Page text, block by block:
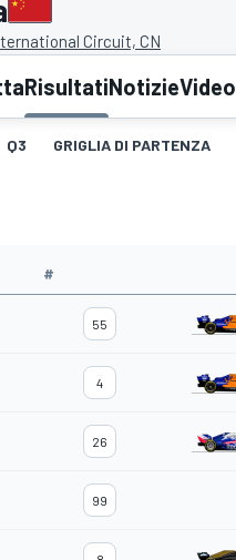
Circuit, CN
RisultatiNotizieVideo
Q3 GRIGLIA DI PARTENZA
#
55
4
26
99